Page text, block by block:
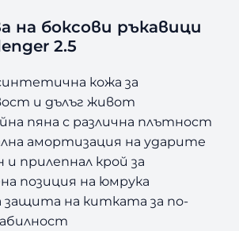
на боксови ръкавици
2.5
кожа за
и дълъг живот
пяна с различна плътност
амортизация на ударите
прилепнал крой за
позиция на юмрука
защита на китката за по-